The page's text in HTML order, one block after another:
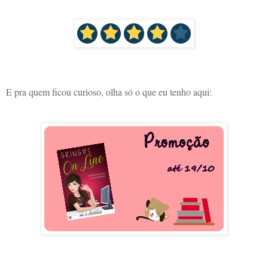
E pra quem ficou curioso, olha só o que eu tenho aqui: